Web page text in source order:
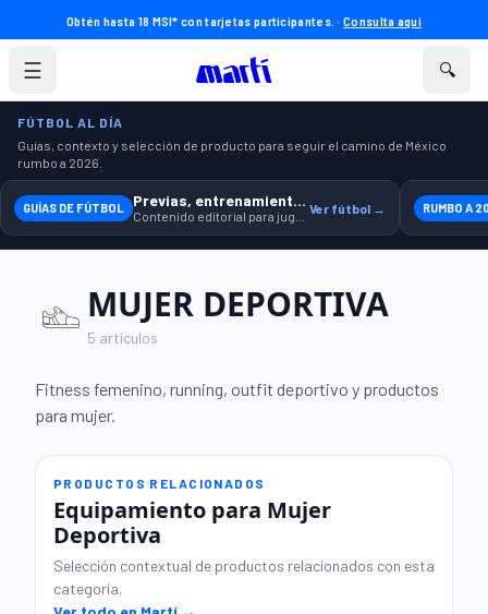
Obtén hasta 18 MSI* con tarjetas participantes. ·Consulta aquí
☰ 🔍
FÚTBOL AL DÍA
Guías, contexto y selección de producto para seguir el camino de México
rumbo a 2026.
GUÍAS DE FÚTBOL Previas, entrenamiento y producto Ver fútbol → RUMBO A
MUJER DEPORTIVA
5 artículos
Fitness femenino, running, outfit deportivo y productos
para mujer.
PRODUCTOS RELACIONADOS
Equipamiento para Mujer
Deportiva
Selección contextual de productos relacionados con esta
categoría.